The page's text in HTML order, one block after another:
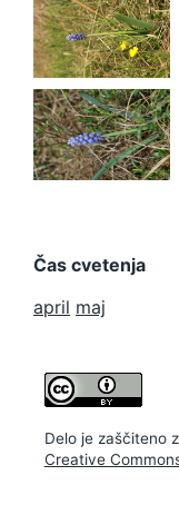
botryoides
Muscari
botryoides
Čas cvetenja
april maj
Delo je zaščiteno
Creative